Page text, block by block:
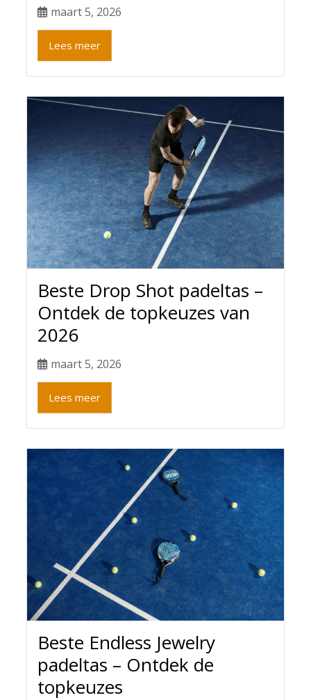
maart 5, 2026
Lees meer
Beste Drop Shot padeltas –
Ontdek de topkeuzes van
2026
maart 5, 2026
Lees meer
Beste Endless Jewelry
padeltas – Ontdek de
topkeuzes